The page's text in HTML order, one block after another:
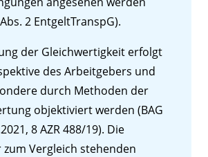
2 EntgeltTranspG).
der Gleichwertigkeit erfolgt
des Arbeitgebers und
durch Methoden der
objektiviert werden (BAG
8 AZR 488/19). Die
zum Vergleich stehenden